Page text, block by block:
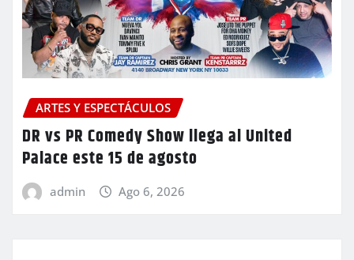
ARTES Y ESPECTÁCULOS
DR vs PR Comedy Show llega al United
Palace este 15 de agosto
admin Ago 6, 2026